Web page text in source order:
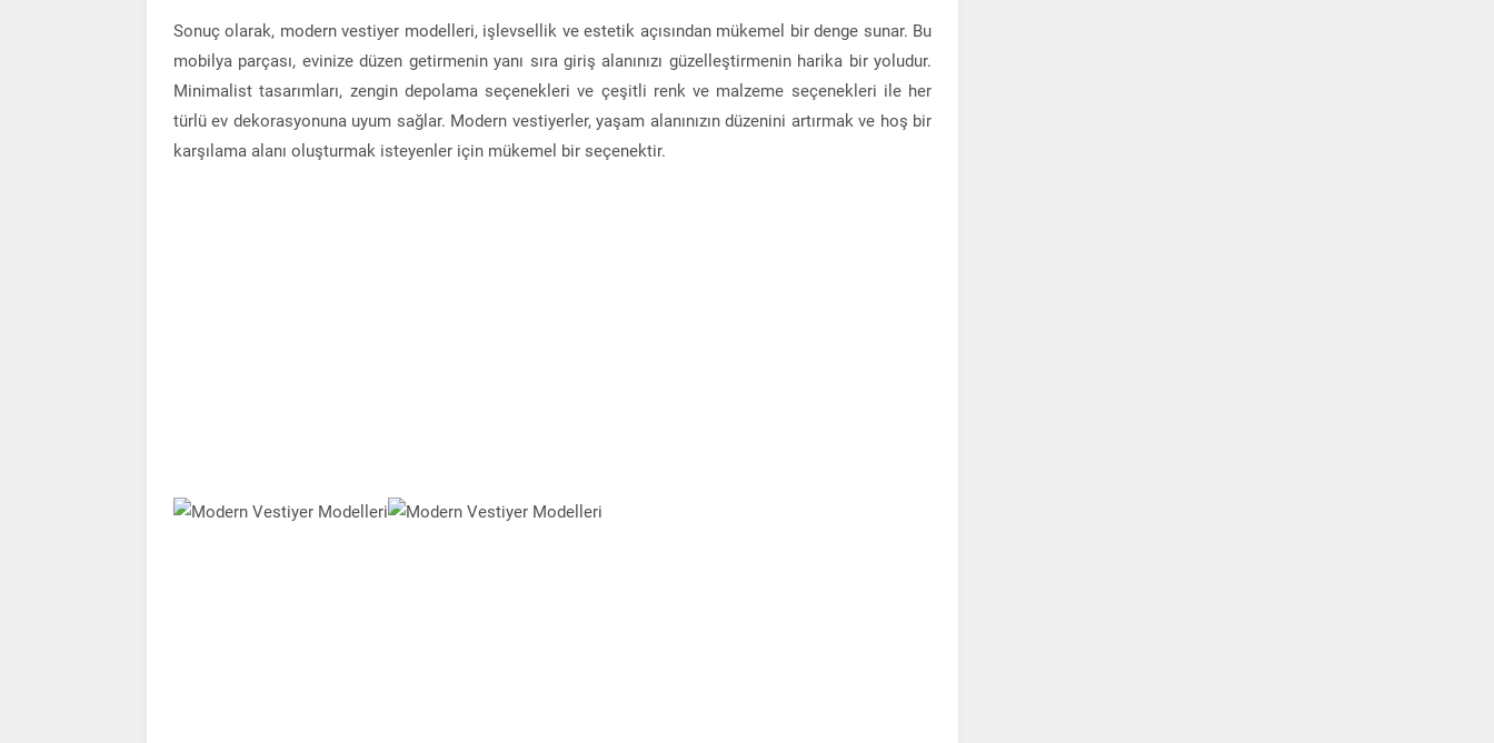
Sonuç olarak, modern vestiyer modelleri, işlevsellik ve estetik açısından mükemel bir denge sunar. Bu
mobilya parçası, evinize düzen getirmenin yanı sıra giriş alanınızı güzelleştirmenin harika bir yoludur.
Minimalist tasarımları, zengin depolama seçenekleri ve çeşitli renk ve malzeme seçenekleri ile her
türlü ev dekorasyonuna uyum sağlar. Modern vestiyerler, yaşam alanınızın düzenini artırmak ve hoş bir
karşılama alanı oluşturmak isteyenler için mükemel bir seçenektir.